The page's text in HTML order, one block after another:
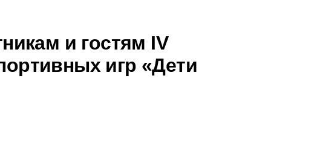
и гостям IV
игр «Дети